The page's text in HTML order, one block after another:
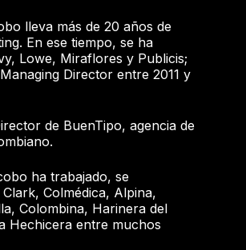
lleva más de 20 años de
En ese tiempo, se ha
Lowe, Miraflores y Publicis;
Director entre 2011 y
de BuenTipo, agencia de
ha trabajado, se
Colmédica, Alpina,
Colombina, Harinera del
Hechicera entre muchos